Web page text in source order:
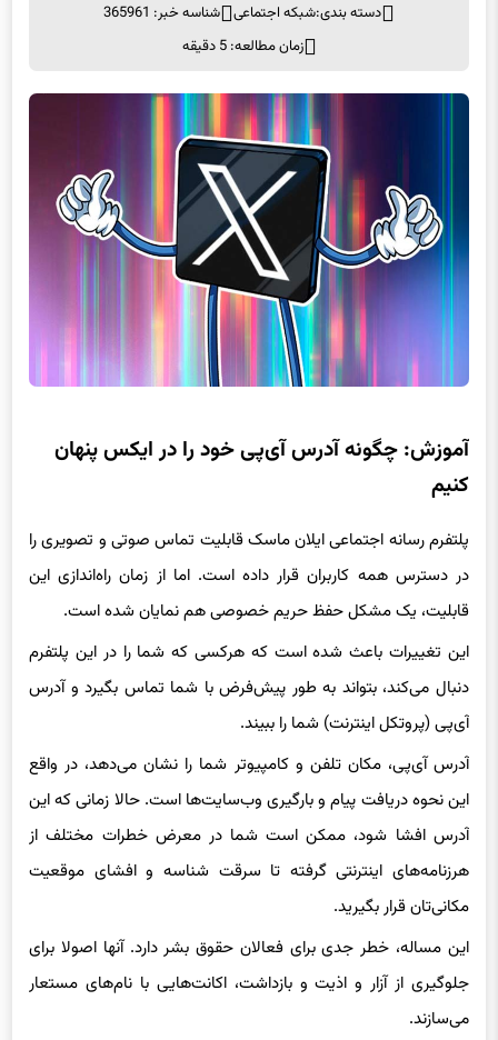
دسته بندی:شبكه اجتماعی شناسه خبر: 365961
زمان مطالعه: 5 دقیقه
آموزش: چگونه آدرس آی‌پی خود را در ایکس پنهان
کنیم
پلتفرم رسانه اجتماعی ایلان ماسک قابلیت تماس صوتی و تصویری را
در دسترس همه کاربران قرار داده است. اما از زمان راه‌اندازی این
قابلیت، یک مشکل حفظ حریم خصوصی هم نمایان شده است.
این تغییرات باعث شده است که هرکسی که شما را در این پلتفرم
دنبال می‌کند، بتواند به طور پیش‌فرض با شما تماس بگیرد و آدرس
آی‌پی (پروتکل اینترنت) شما را ببیند.
آدرس آی‌پی، مکان تلفن و کامپیوتر شما را نشان می‌دهد، در واقع
این نحوه دریافت پیام و بارگیری وب‌سایت‌ها است. حالا زمانی که این
آدرس افشا شود، ممکن است شما در معرض خطرات مختلف از
هرزنامه‌های اینترنتی گرفته تا سرقت شناسه و افشای موقعیت
مکانی‌تان قرار بگیرید.
این مساله، خطر جدی برای فعالان حقوق بشر دارد. آنها اصولا برای
جلوگیری از آزار و اذیت و بازداشت، اکانت‌هایی با نام‌های مستعار
می‌سازند.